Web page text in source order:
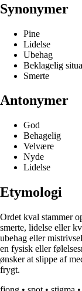
Synonymer
Pine
Lidelse
Ubehag
Beklagelig
Smerte
Antonymer
God
Behagelig
Velvære
Nyde
Lidelse
Etymologi
Ordet kval stammer
smerte, lidelse eller
ubehag eller
en fysisk eller
ønsker at slippe af
frygt.